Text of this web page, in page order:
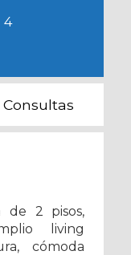
4
de 2 pisos,
living
cómoda